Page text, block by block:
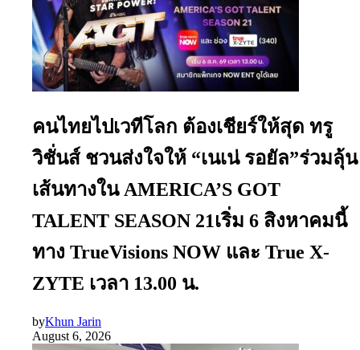
คนไทยไปเวทีโลก ต้องเชียร์ให้สุด ทรู
วิชั่นส์ ชวนส่งใจให้ “เนเน่ รอยัล”ร่วมลุ้น
เส้นทางใน AMERICA’S GOT
TALENT SEASON 21เริ่ม 6 สิงหาคมนี้
ทาง TrueVisions NOW และ True X-
ZYTE เวลา 13.00 น.
byKhun Jarin
August 6, 2026